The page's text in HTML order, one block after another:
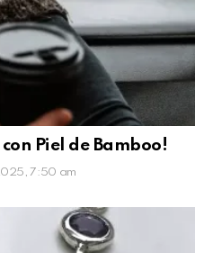
Piel de Bamboo!
7:50 am